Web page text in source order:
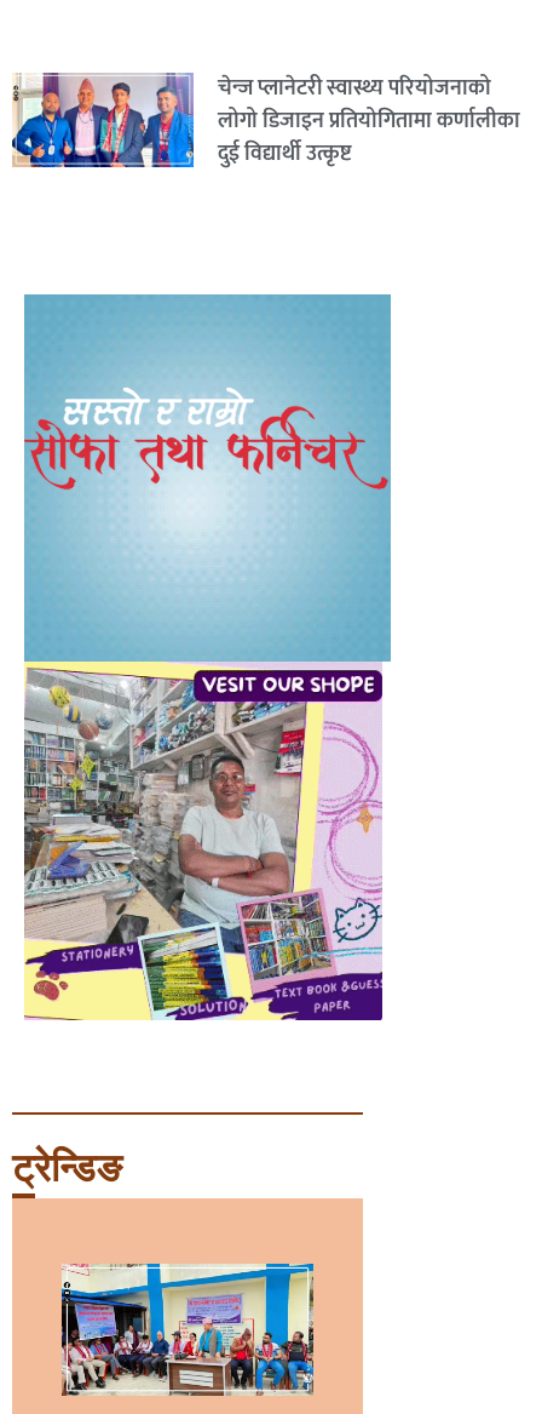
चेन्ज प्लानेटरी स्वास्थ्य परियोजनाको
लोगो डिजाइन प्रतियोगितामा कर्णालीका
दुई विद्यार्थी उत्कृष्ट
ट्रेन्डिङ